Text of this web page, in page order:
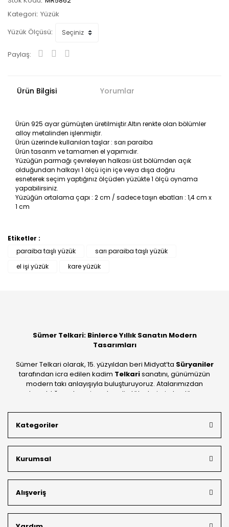
Kategori Yüzük
Yüzük Ölçüsü
Paylaş:
Ürün Bilgisi Yorumlar
Ürün 925 ayar gümüşten üretilmiştir.Altın renkte olan bölümler
alloy metalinden işlenmiştir.
Ürün üzerinde kullanılan taşlar : sarı paraiba
Ürün tasarım ve tamamen el yapımıdır.
Yüzüğün parmağı çevreleyen halkası üst bölümden açık
olduğundan halkayı 1 ölçü için içe veya dışa doğru
esneterek seçim yaptığınız ölçüden yüzükte 1 ölçü oynama
yapabilirsiniz.
Yüzüğün ortalama çapı : 2 cm / sadece taşın ebatları : 1,4 cm x
1 cm
Bu ürüne ilk yorumu siz yapın!
Etiketler :
paraiba taşlı yüzük
sarı paraiba taşlı yüzük
el işi yüzük
kare yüzük
Sümer Telkari: Binlerce Yıllık Sanatın Modern
Tasarımları
Sümer Telkari olarak, 15. yüzyıldan beri Midyat’ta Süryaniler
tarafından icra edilen kadim Telkarisanatını, günümüzün
modern takı anlayışıyla buluşturuyoruz. Atalarımızdan
devraldığımız bu mirası; kendi atölyelerimizde, dünya
Mardin’in tarihi dokusunu yansıtan geleneksel işlemeleri, her
bütçeye uygun
müşterilerimizin özel siparişlerini benzersiz bir titizlikle
hazırlıyor; köklü geçmişimizi geleceğin takı modasına
güvenle taşıyoruz.
Kategoriler
Kurumsal
Alışveriş